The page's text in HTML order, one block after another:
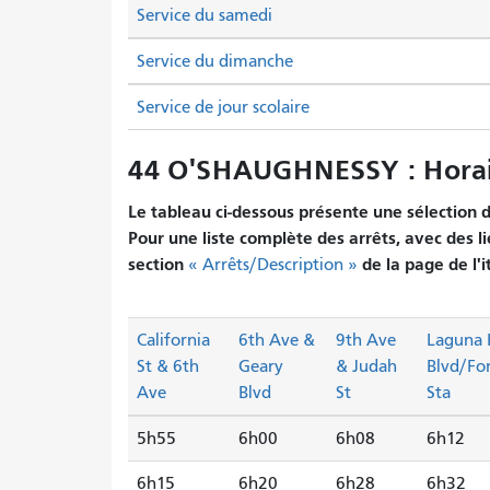
Service du samedi
Service du dimanche
Service de jour scolaire
44 O'SHAUGHNESSY :
Le tableau ci-dessous présente une sélection
Pour une liste complète des arrêts, avec des
section « Arrêts/Description » de la page de
California
St & 6th
Ave
6th Ave &
Geary
Blvd
9th Ave
& Judah
St
Laguna
Blvd/
Sta
5h55 6h00 6h08 6h12
6h15 6h20 6h28 6h32